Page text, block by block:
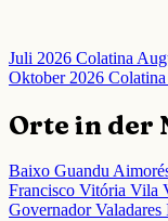
Juli 2026 Colatina
Oktober 2026 Colatina
Orte in der
Baixo Guandu
Francisco Vitória Vila
Governador Valadares